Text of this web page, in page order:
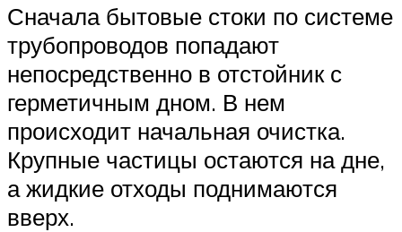
Сначала бытовые стоки по системе
трубопроводов попадают
непосредственно в отстойник с
герметичным дном. В нем
происходит начальная очистка.
Крупные частицы остаются на дне,
а жидкие отходы поднимаются
вверх.